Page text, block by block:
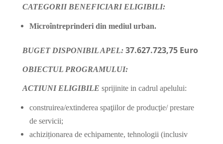
CATEGORII BENEFICIARI ELIGIBILI:
Microîntreprinderi din mediul urban.
BUGET DISPONIBIL APEL:37.627.723,75 Euro
OBIECTUL PROGRAMULUI:
ACTIUNI ELIGIBILE sprijinite in cadrul apelului:
construirea/extinderea spaţiilor de producţie/ prestare
de servicii;
achiziționarea de echipamente, tehnologii (inclusiv